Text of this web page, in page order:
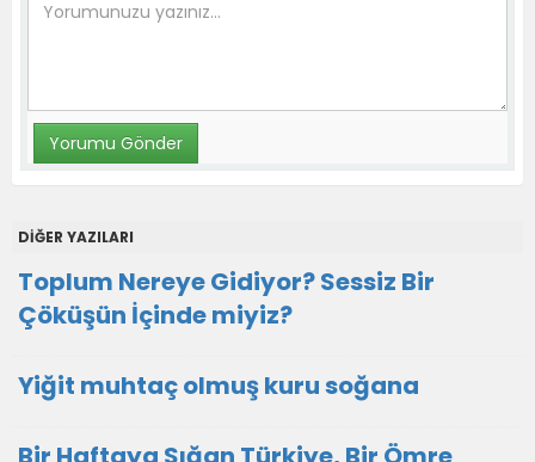
DİĞER YAZILARI
Toplum Nereye Gidiyor? Sessiz Bir
Çöküşün İçinde miyiz?
Yiğit muhtaç olmuş kuru soğana